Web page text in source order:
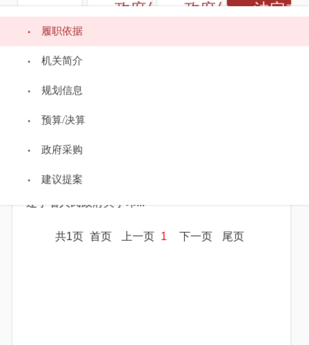
政 策
政府信息
政府信息 法定主
履职依据
机关简介
规划信息
预算/决算
政府采购
建议提案
政府信息
公开年报
省政府规范性文件
辽宁省人民政府关于印...
辽宁省人民政府关于取...
辽宁省人民政府关于印...
共1页 首页 上一页 1 下一页 尾页